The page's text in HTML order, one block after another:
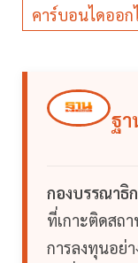
คาร์บอนไดออก
ฐา
กองบรรณาธิ
ที่เกาะติดสถ
การลงทุนอย่